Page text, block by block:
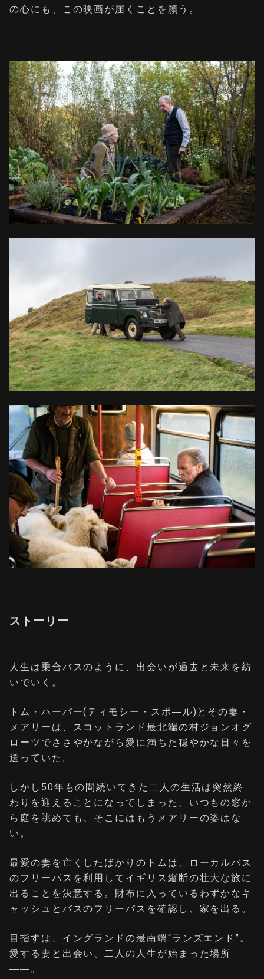
の心にも、この映画が届くことを願う。
ストーリー
人生は乗合バスのように、出会いが過去と未来を紡
いでいく。
トム・ハーパー(ティモシー・スポ―ル)とその妻・
メアリーは、スコットランド最北端の村ジョンオグ
ローツでささやかながら愛に満ちた穏やかな日々を
送っていた。
しかし50年もの間続いてきた二人の生活は突然終
わりを迎えることになってしまった。いつもの窓か
ら庭を眺めても、そこにはもうメアリーの姿はな
い。
最愛の妻を亡くしたばかりのトムは、ローカルバス
のフリーパスを利⽤してイギリス縦断の壮⼤な旅に
出ることを決意する。財布に入っているわずかなキ
ャッシュとバスのフリーパスを確認し、家を出る。
⽬指すは、イングランドの最南端“ランズエンド”。
愛する妻と出会い、⼆⼈の⼈⽣が始まった場所
――。